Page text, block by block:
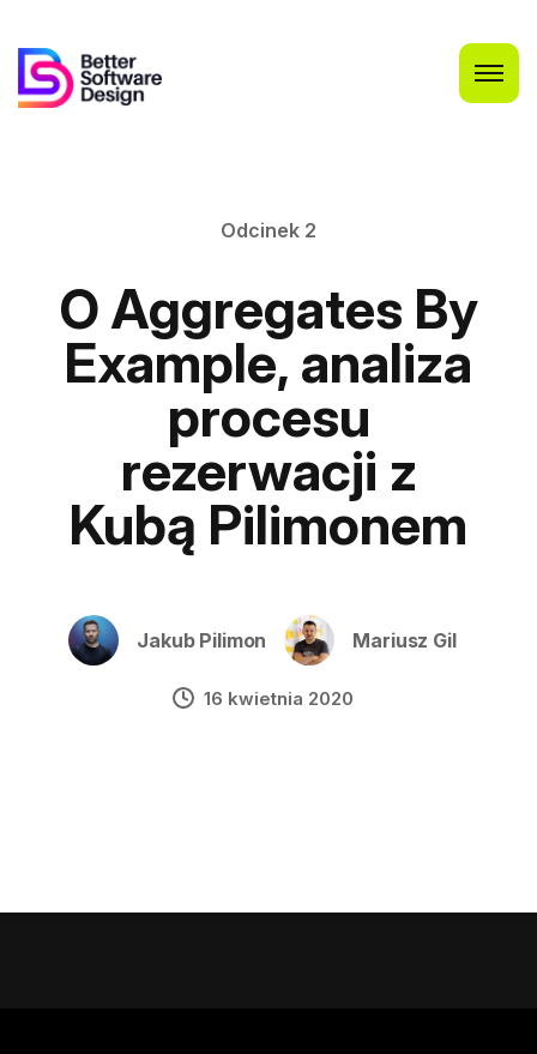
Odcinek 2
O Aggregates By
Example, analiza
procesu
rezerwacji z
Kubą Pilimonem
Jakub Pilimon Mariusz Gil
16 kwietnia 2020